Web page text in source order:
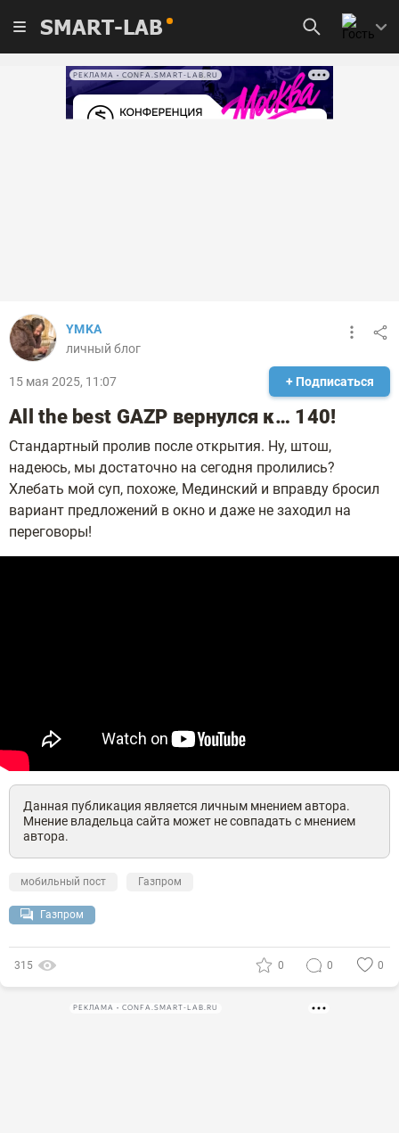
SMART-LAB
РЕКЛАМА • CONFA.SMART-LAB.RU
YMKA
личный блог
15 мая 2025, 11:07 + Подписаться
All the best GAZP вернулся к… 140!
Стандартный пролив после открытия. Ну, штош,
надеюсь, мы достаточно на сегодня пролились?
Хлебать мой суп, похоже, Мединский и вправду бросил
вариант предложений в окно и даже не заходил на
переговоры!
Данная публикация является личным мнением автора.
Мнение владельца сайта может не совпадать с мнением
автора.
мобильный пост Газпром
Газпром
315 0 0 0
РЕКЛАМА • CONFA.SMART-LAB.RU